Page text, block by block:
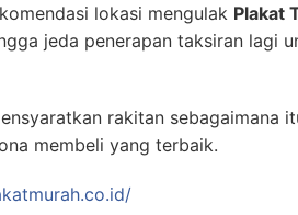
lokasi mengulak Plakat
jeda penerapan taksiran lagi
rakitan sebagaimana
membeli yang terbaik.